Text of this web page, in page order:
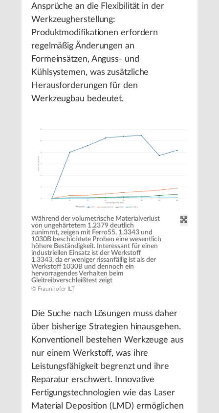
Ansprüche an die Flexibilität in der
Werkzeugherstellung:
Produktmodifikationen erfordern
regelmäßig Änderungen an
Formeinsätzen, Anguss- und
Kühlsystemen, was zusätzliche
Herausforderungen für den
Werkzeugbau bedeutet.
Während der volumetrische Materialverlust
von ungehärtetem 1.2379 deutlich
zunimmt, zeigen mit Ferro55, 1.3343 und
1030B beschichtete Proben eine wesentlich
höhere Beständigkeit. Interessant für einen
industriellen Einsatz ist der Werkstoff
1.3343, da er weniger rissanfällig ist als der
Werkstoff 1030B und dennoch ein
hervorragendes Verhalten beim
Gleitreibverschleißtest zeigt
© Fraunhofer ILT
Die Suche nach Lösungen muss daher
über bisherige Strategien hinausgehen.
Konventionell bestehen Werkzeuge aus
nur einem Werkstoff, was ihre
Leistungsfähigkeit begrenzt und ihre
Reparatur erschwert. Innovative
Fertigungstechnologien wie das Laser
Material Deposition (LMD) ermöglichen